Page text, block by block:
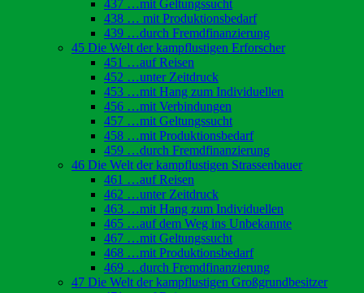
437 …mit Geltungssucht
438 … mit Produktionsbedarf
439 …durch Fremdfinanzierung
45 Die Welt der kampflustigen Erforscher
451 …auf Reisen
452 …unter Zeitdruck
453 …mit Hang zum Individuellen
456 …mit Verbindungen
457 …mit Geltungssucht
458 …mit Produktionsbedarf
459 …durch Fremdfinanzierung
46 Die Welt der kampflustigen Strassenbauer
461 …auf Reisen
462 …unter Zeitdruck
463 …mit Hang zum Individuellen
465 …auf dem Weg ins Unbekannte
467 …mit Geltungssucht
468 …mit Produktionsbedarf
469 …durch Fremdfinanzierung
47 Die Welt der kampflustigen Großgrundbesitzer